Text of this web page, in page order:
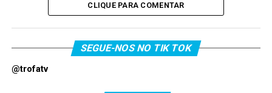
CLIQUE PARA COMENTAR
SEGUE-NOS NO TIK TOK
@trofatv